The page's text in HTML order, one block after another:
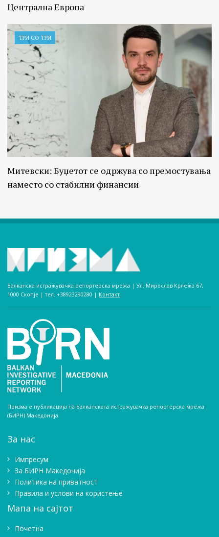
Централна Европа
ТРИ СО ТРИ
Митевски: Буџетот се одржува со премостувања
наместо со стабилни финансии
Балканска истражувачка репортерска мрежа | Ул. Мирослав Крлежа 67,
1000 Скопје | тел. +38923290280­ | Контакт
Призма е публикација на Балканската истражувачка репортерска мрежа
(БИРН) Македонија
За нас
Импресум
Зa БИРН Македонија
Политика на приватност
Правила и услови на користење
Мапа на сајтот
Почетна